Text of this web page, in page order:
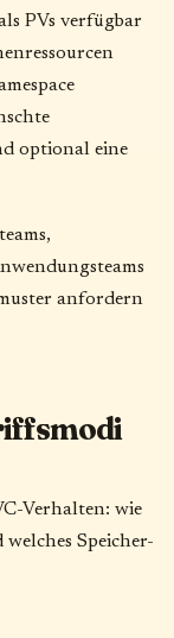
PVs verfügbar
optional eine
anfordern
Verhalten: wie
Speicher-